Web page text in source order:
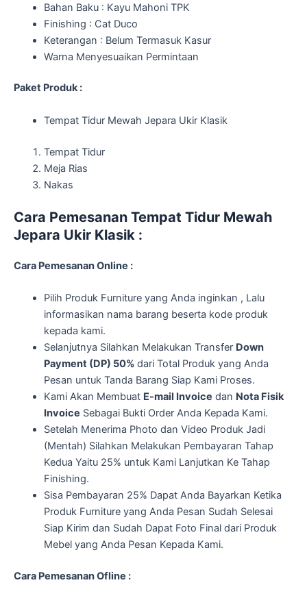
Bahan Baku : Kayu Mahoni TPK
Finishing : Cat Duco
Keterangan : Belum Termasuk Kasur
Warna Menyesuaikan Permintaan
Paket Produk :
Tempat Tidur Mewah Jepara Ukir Klasik
Tempat Tidur
Meja Rias
Nakas
Cara Pemesanan Tempat Tidur Mewah
Jepara Ukir Klasik :
Cara Pemesanan Online :
Pilih Produk Furniture yang Anda inginkan , Lalu
informasikan nama barang beserta kode produk
kepada kami.
Selanjutnya Silahkan Melakukan Transfer Down
Payment (DP) 50% dari Total Produk yang Anda
Pesan untuk Tanda Barang Siap Kami Proses.
Kami Akan Membuat E-mail Invoice dan Nota Fisik
Invoice Sebagai Bukti Order Anda Kepada Kami.
Setelah Menerima Photo dan Video Produk Jadi
(Mentah) Silahkan Melakukan Pembayaran Tahap
Kedua Yaitu 25% untuk Kami Lanjutkan Ke Tahap
Finishing.
Sisa Pembayaran 25% Dapat Anda Bayarkan Ketika
Produk Furniture yang Anda Pesan Sudah Selesai
Siap Kirim dan Sudah Dapat Foto Final dari Produk
Mebel yang Anda Pesan Kepada Kami.
Cara Pemesanan Ofline :